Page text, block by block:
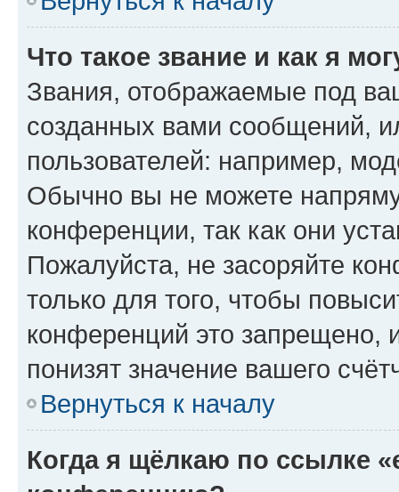
Что такое звание и как я
Звания, отображаемые под
созданных вами сообщений,
пользователей: например,
Обычно вы не можете
конференции, так как они
Пожалуйста, не засоряйте
только для того, чтобы
конференций это запрещено,
понизят значение вашего
Вернуться к началу
Когда я щёлкаю по ссылке